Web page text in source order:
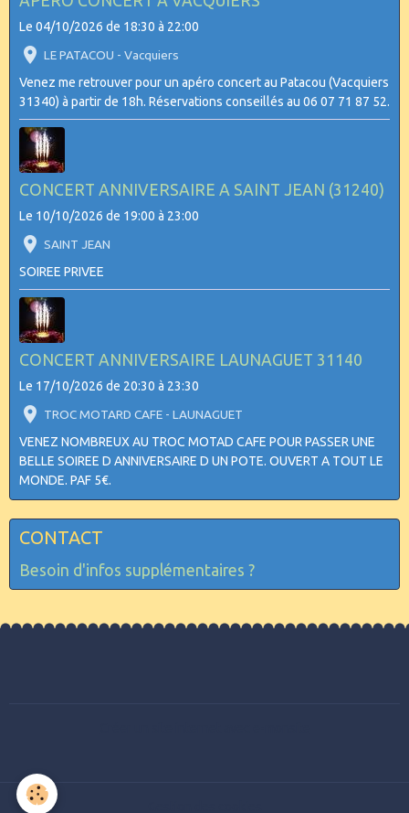
Le 04/10/2026 de 18:30 à 22:00
LE PATACOU - Vacquiers
Venez me retrouver pour un apéro concert au Patacou (Vacquiers
31340) à partir de 18h. Réservations conseillés au 06 07 71 87 52.
CONCERT ANNIVERSAIRE A SAINT JEAN (31240)
Le 10/10/2026 de 19:00 à 23:00
SAINT JEAN
SOIREE PRIVEE
CONCERT ANNIVERSAIRE LAUNAGUET 31140
Le 17/10/2026 de 20:30 à 23:30
TROC MOTARD CAFE - LAUNAGUET
VENEZ NOMBREUX AU TROC MOTAD CAFE POUR PASSER UNE
BELLE SOIREE D ANNIVERSAIRE D UN POTE. OUVERT A TOUT LE
MONDE. PAF 5€.
CONTACT
Besoin d'infos supplémentaires ?